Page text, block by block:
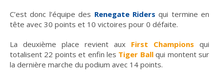
C’est donc l’équipe des Renegate Riders qui termine en
tête avec 30 points et 10 victoires pour 0 défaite.
La deuxième place revient aux First Champions qui
totalisent 22 points et enfin les Tiger Ballqui montent sur
la dernière marche du podium avec 14 points.